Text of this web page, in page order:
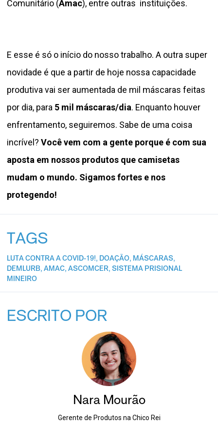
Comunitário (Amac), entre outras instituições.
E esse é só o início do nosso trabalho. A outra super
novidade é que a partir de hoje nossa capacidade
produtiva vai ser aumentada de mil máscaras feitas
por dia, para 5 mil máscaras/dia. Enquanto houver
enfrentamento, seguiremos. Sabe de uma coisa
incrível? Você vem com a gente porque é com sua
aposta em nossos produtos que camisetas
mudam o mundo. Sigamos fortes e nos
protegendo!
TAGS
LUTA CONTRA A COVID-19!, DOAÇÃO, MÁSCARAS,
DEMLURB, AMAC, ASCOMCER, SISTEMA PRISIONAL
MINEIRO
ESCRITO POR
Nara Mourão
Gerente de Produtos na Chico Rei